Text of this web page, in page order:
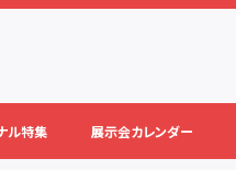
ル特集 展示会カレンダー